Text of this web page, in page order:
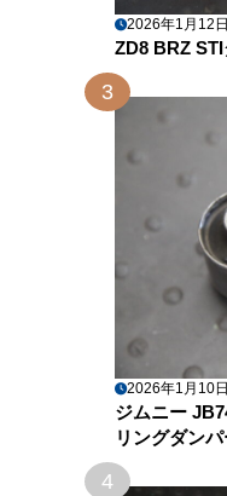
2026年1月12日
ZD8 BRZ
3
2026年1月10日
ジムニー
リングダン
4